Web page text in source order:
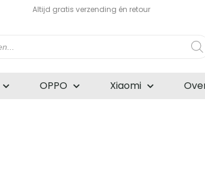
Altijd gratis verzending én retour
OPPO Xiaomi